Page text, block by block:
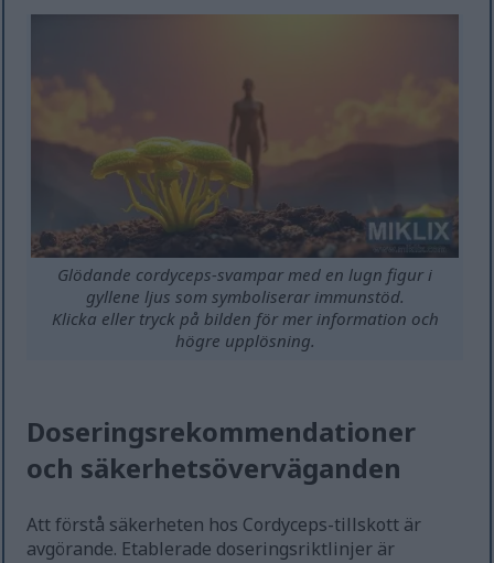
Glödande cordyceps-svampar med en lugn figur i
gyllene ljus som symboliserar immunstöd.
Klicka eller tryck på bilden för mer information och
högre upplösning.
Doseringsrekommendationer
och säkerhetsöverväganden
Att förstå säkerheten hos Cordyceps-tillskott är
avgörande. Etablerade doseringsriktlinjer är